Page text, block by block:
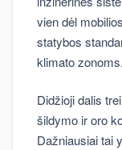
vien dėl
statybos
klimato zonoms.
Didžioji dalis
šildymo ir oro
Dažniausiai tai